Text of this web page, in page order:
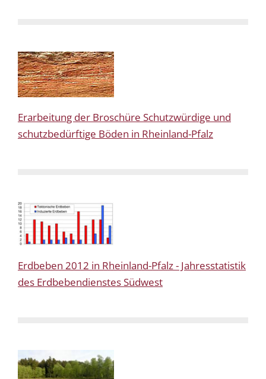
Erarbeitung der Broschüre Schutzwürdige und
schutzbedürftige Böden in Rheinland-Pfalz
Erdbeben 2012 in Rheinland-Pfalz - Jahresstatistik
des Erdbebendienstes Südwest